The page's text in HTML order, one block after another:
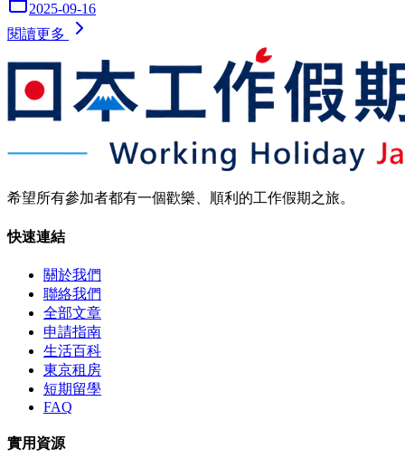
2025-09-16
閱讀更多
希望所有參加者都有一個歡樂、順利的工作假期之旅。
快速連結
關於我們
聯絡我們
全部文章
申請指南
生活百科
東京租房
短期留學
FAQ
實用資源